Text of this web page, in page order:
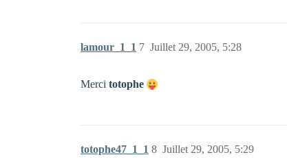
lamour_1_1 Juillet 29, 2005, 5:28
7
Merci totophe
totophe47_1_1 Juillet 29, 2005, 5:29
8